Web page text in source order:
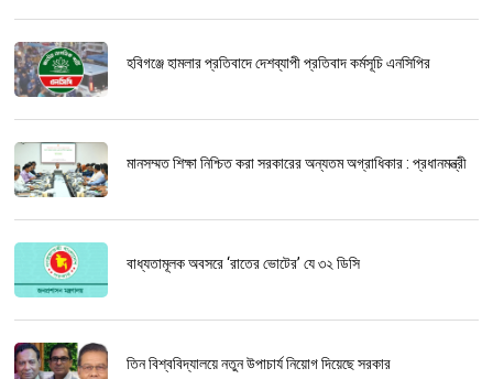
হবিগঞ্জে হামলার প্রতিবাদে দেশব্যাপী প্রতিবাদ কর্মসূচি এনসিপির
মানসম্মত শিক্ষা নিশ্চিত করা সরকারের অন্যতম অগ্রাধিকার : প্রধানমন্ত্রী
বাধ্যতামূলক অবসরে ‘রাতের ভোটের’ যে ৩২ ডিসি
তিন বিশ্ববিদ্যালয়ে নতুন উপাচার্য নিয়োগ দিয়েছে সরকার